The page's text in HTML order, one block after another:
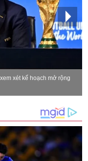
xét kế hoạch mở rộng